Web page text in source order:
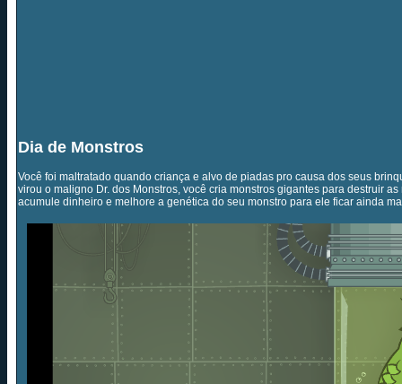
Dia de Monstros
Você foi maltratado quando criança e alvo de piadas pro causa dos seus
virou o maligno Dr. dos Monstros, você cria monstros gigantes para destruir
acumule dinheiro e melhore a genética do seu monstro para ele ficar ainda